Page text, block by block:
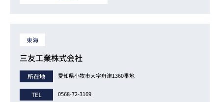
東海
三友工業株式会社
所在地 愛知県小牧市大字舟津1360番地
TEL 0568-72-3169